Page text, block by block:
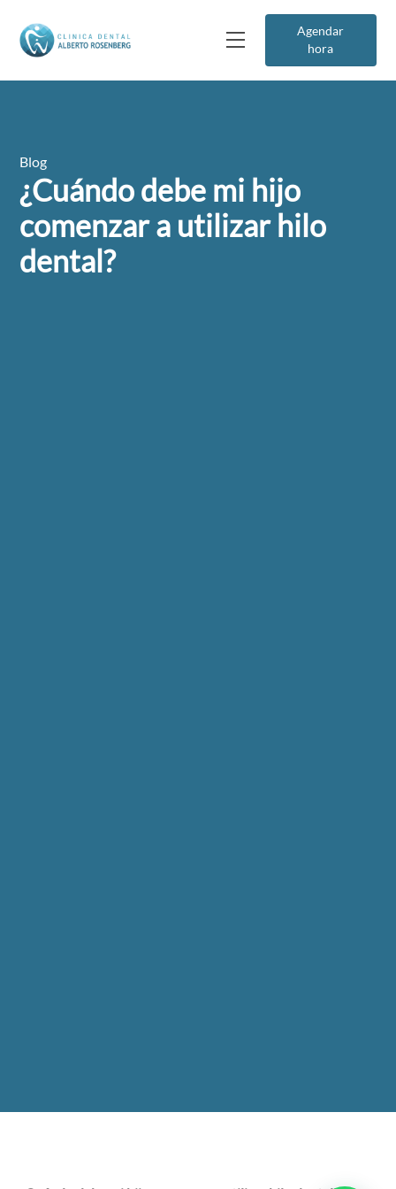
Agendar
hora
Blog
¿Cuándo debe mi hijo
comenzar a utilizar hilo
dental?